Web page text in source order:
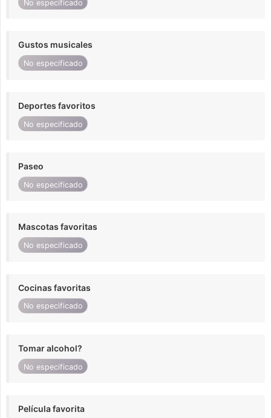
No especificado
Gustos musicales
No especificado
Deportes favoritos
No especificado
Paseo
No especificado
Mascotas favoritas
No especificado
Cocinas favoritas
No especificado
Tomar alcohol?
No especificado
Película favorita